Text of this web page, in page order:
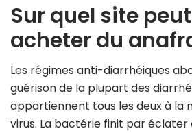
Sur quel site
acheter du
Les régimes anti-diarrhéiques
guérison de la plupart des
appartiennent tous les deux à la
virus. La bactérie finit par éclater